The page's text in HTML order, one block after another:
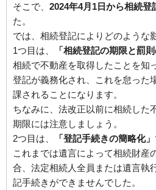
そこで、 2024年4月1日から相続登
た。
では、相続登記によりどのような
1つ目は、
「相続登記の期限と罰則
相続で不動産を取得したことを知
登記が義務化され、これを怠った
課されることになります。
ちなみに、法改正以前に相続した
期限には注意しましょう。
2つ目は、
「登記手続きの簡略化」
これまでは遺言によって相続財産
合、法定相続人全員または遺言執
記手続きができませんでした。